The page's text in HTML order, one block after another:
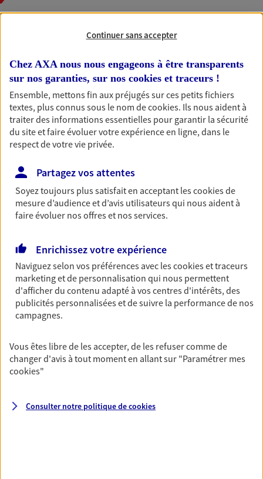
Protection Juridique
Défendez vos droits avec notre Protection
Juridique : bénéficiez de l'accompagnement d'un
juriste pour vous informer et vous aider en cas de
litige.
Découvrir l'offre Protection Juridique
NOUS CONTACTER
Responsabilité civile
Entreprise
Nos contrats responsabilité civile entreprise vous
de votre entreprise est engagée : litige avec un
salarié, accident affectant un tiers…
Découvrir l'offre Responsabilité Civile Entreprise
DEMANDER UN DEVIS
Multirisque Professionnelle
Protégez votre entreprise en garantissant la
continuité de votre activité, même en cas de
protection juridique ainsi qu'une garantie
responsabilité civile professionnelle.
Continuer sans accepter
Chez AXA nous nous engageons à être transparents
sur nos garanties, sur nos cookies et traceurs !
Ensemble, mettons fin aux préjugés sur ces petits fichiers
textes, plus connus sous le nom decookies. Ils nous aident à
traiter des informations essentielles pour garantir la sécurité
du site et faire évoluer votre expérience en ligne, dans le
respect de votre vie privée.
Partagez vos attentes
Soyez toujours plus satisfait en acceptant lescookiesde
mesure d’audience et d’avis utilisateurs qui nous aident à
faire évoluer nos offres et nos services.
Enrichissez votre expérience
Naviguez selon vos préférences avec lescookies et traceurs
marketing et de personnalisation qui nous permettent
d'afficher du contenu adapté à vos centres d'intérêts, des
publicités personnalisées et de suivre la performance de nos
campagnes.
Vous êtes libre de les accepter, de les refuser comme de
changer d'avis à tout moment en allant sur "Paramétrer mes
cookies"
Consulter notre politique decookies